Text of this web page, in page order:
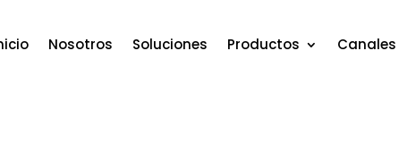
Nosotros Soluciones Productos Canales